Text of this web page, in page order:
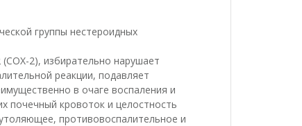
группы нестероидных
2), избирательно нарушает
реакции, подавляет
в очаге воспаления и
почечный кровоток и целостность
противовоспалительное и